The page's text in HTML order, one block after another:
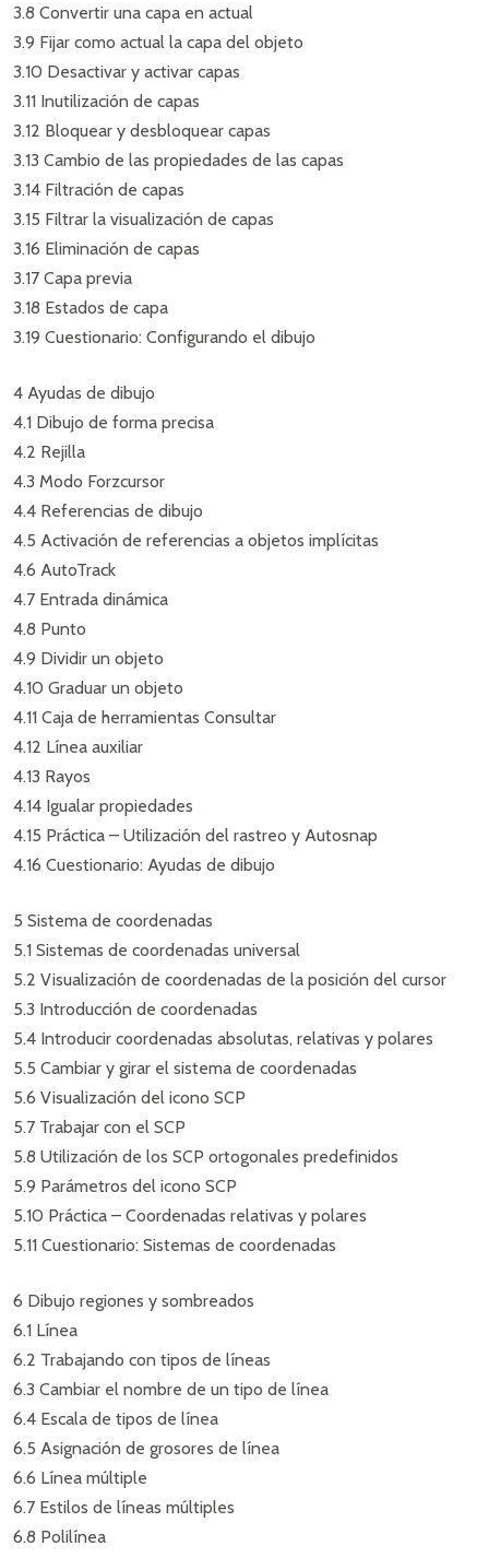
3.8 Convertir una capa en actual
3.9 Fijar como actual la capa del objeto
3.10 Desactivar y activar capas
3.11 Inutilización de capas
3.12 Bloquear y desbloquear capas
3.13 Cambio de las propiedades de las capas
3.14 Filtración de capas
3.15 Filtrar la visualización de capas
3.16 Eliminación de capas
3.17 Capa previa
3.18 Estados de capa
3.19 Cuestionario: Configurando el dibujo
4 Ayudas de dibujo
4.1 Dibujo de forma precisa
4.2 Rejilla
4.3 Modo Forzcursor
4.4 Referencias de dibujo
4.5 Activación de referencias a objetos implícitas
4.6 AutoTrack
4.7 Entrada dinámica
4.8 Punto
4.9 Dividir un objeto
4.10 Graduar un objeto
4.11 Caja de herramientas Consultar
4.12 Línea auxiliar
4.13 Rayos
4.14 Igualar propiedades
4.15 Práctica – Utilización del rastreo y Autosnap
4.16 Cuestionario: Ayudas de dibujo
5 Sistema de coordenadas
5.1 Sistemas de coordenadas universal
5.2 Visualización de coordenadas de la posición del cursor
5.3 Introducción de coordenadas
5.4 Introducir coordenadas absolutas, relativas y polares
5.5 Cambiar y girar el sistema de coordenadas
5.6 Visualización del icono SCP
5.7 Trabajar con el SCP
5.8 Utilización de los SCP ortogonales predefinidos
5.9 Parámetros del icono SCP
5.10 Práctica – Coordenadas relativas y polares
5.11 Cuestionario: Sistemas de coordenadas
6 Dibujo regiones y sombreados
6.1 Línea
6.2 Trabajando con tipos de líneas
6.3 Cambiar el nombre de un tipo de línea
6.4 Escala de tipos de línea
6.5 Asignación de grosores de línea
6.6 Línea múltiple
6.7 Estilos de líneas múltiples
6.8 Polilínea